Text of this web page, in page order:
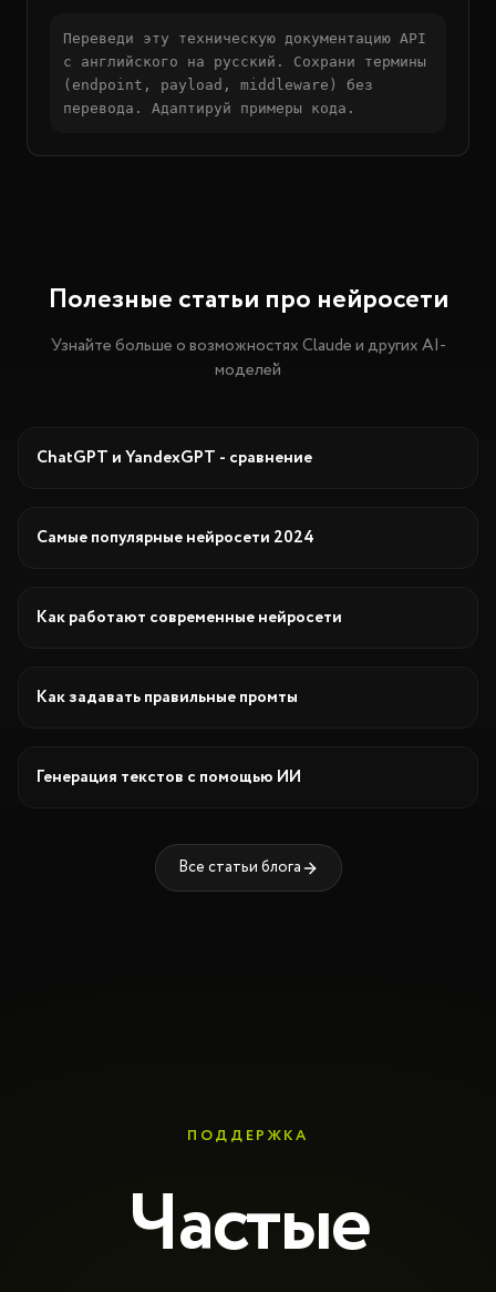
Переведи эту техническую документацию API
с английского на русский. Сохрани термины
(endpoint, payload, middleware) без
перевода. Адаптируй примеры кода.
Полезные статьи про нейросети
Узнайте больше о возможностях Claude и других AI-
моделей
ChatGPT и YandexGPT - сравнение
Самые популярные нейросети 2024
Как работают современные нейросети
Как задавать правильные промты
Генерация текстов с помощью ИИ
Все статьи блога
ПОДДЕРЖКА
Частые